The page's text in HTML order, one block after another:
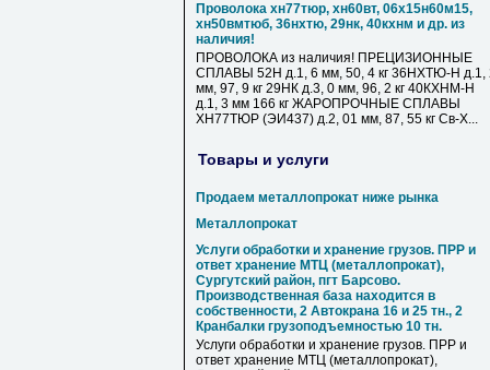
Проволока хн77тюр, хн60вт, 06х15н60м15,
хн50вмтюб, 36нхтю, 29нк, 40кхнм и др. из
наличия!
ПРОВОЛОКА из наличия! ПРЕЦИЗИОННЫЕ
СПЛАВЫ 52Н д.1, 6 мм, 50, 4 кг 36НХТЮ-Н д.1,
мм, 97, 9 кг 29НК д.3, 0 мм, 96, 2 кг 40КХНМ-Н
д.1, 3 мм 166 кг ЖАРОПРОЧНЫЕ СПЛАВЫ
ХН77ТЮР (ЭИ437) д.2, 01 мм, 87, 55 кг Св-Х...
Товары и услуги
Продаем металлопрокат ниже рынка
Металлопрокат
Услуги обработки и хранение грузов. ПРР и
ответ хранение МТЦ (металлопрокат),
Сургутский район, пгт Барсово.
Производственная база находится в
собственности, 2 Автокрана 16 и 25 тн., 2
Кранбалки грузоподъемностью 10 тн.
Услуги обработки и хранение грузов. ПРР и
ответ хранение МТЦ (металлопрокат),